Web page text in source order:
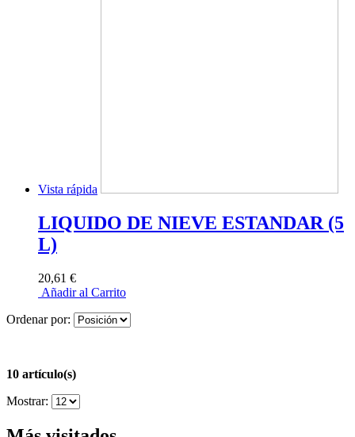
Vista rápida
LIQUIDO DE NIEVE ESTANDAR (5
L)
20,61 €
Añadir al Carrito
Ordenar por:
10 artículo(s)
Mostrar: